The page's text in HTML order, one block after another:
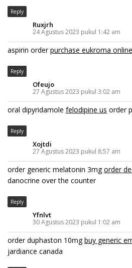
Reply
Ruxjrh
24 Agustus 2023 pukul 1:42 am
aspirin orderpurchase eukroma online
Reply
Ofeujo
27 Agustus 2023 pukul 3:02 am
oral dipyridamole felodipine us order
Reply
Xojtdi
27 Agustus 2023 pukul 8:57 am
order generic melatonin 3mgorder
danocrine over the counter
Reply
Yfnlvt
30 Agustus 2023 pukul 1:02 am
order duphaston 10mgbuy generic
jardiance canada